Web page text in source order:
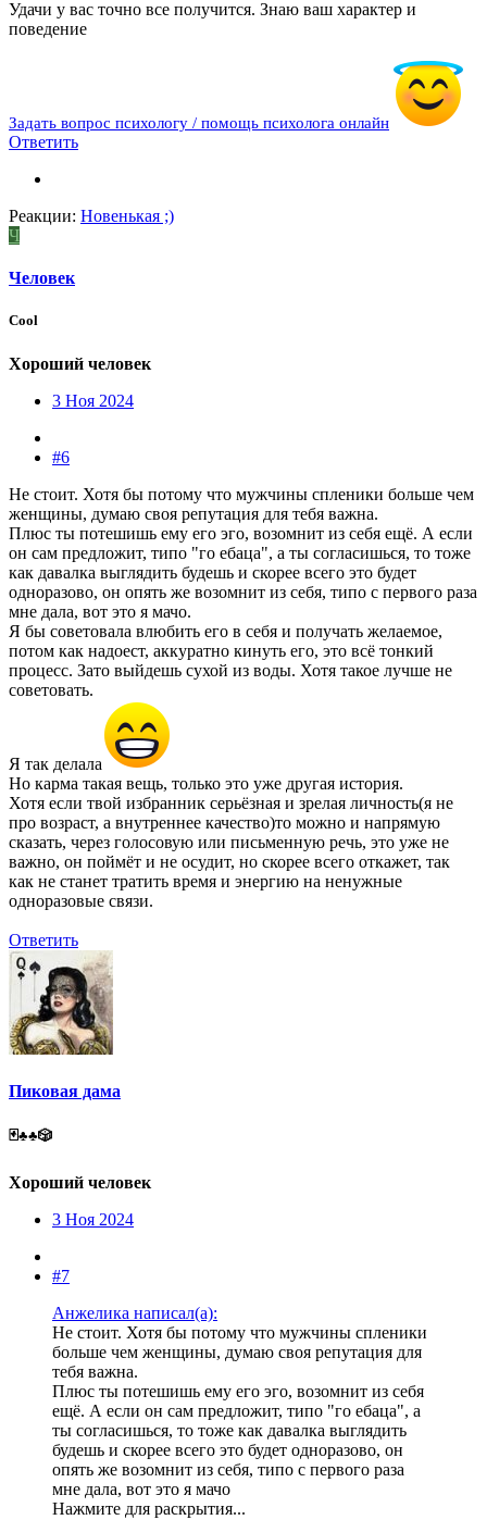
Удачи у вас точно все получится. Знаю ваш характер и
поведение
Задать вопрос психологу / помощь психолога онлайн
Ответить
Реакции: Новенькая ;)
Ч
Человек
Cool
Хороший человек
3 Ноя 2024
#6
Не стоит. Хотя бы потому что мужчины спленики больше чем
женщины, думаю своя репутация для тебя важна.
Плюс ты потешишь ему его эго, возомнит из себя ещё. А если
он сам предложит, типо "го ебаца", а ты согласишься, то тоже
как давалка выглядить будешь и скорее всего это будет
одноразово, он опять же возомнит из себя, типо с первого раза
мне дала, вот это я мачо.
Я бы советовала влюбить его в себя и получать желаемое,
потом как надоест, аккуратно кинуть его, это всё тонкий
процесс. Зато выйдешь сухой из воды. Хотя такое лучше не
советовать.
Я так делала
Но карма такая вещь, только это уже другая история.
Хотя если твой избранник серьёзная и зрелая личность(я не
про возраст, а внутреннее качество)то можно и напрямую
сказать, через голосовую или письменную речь, это уже не
важно, он поймёт и не осудит, но скорее всего откажет, так
как не станет тратить время и энергию на ненужные
одноразовые связи.
Ответить
Пиковая дама
🃏♣️♣️🎲
Хороший человек
3 Ноя 2024
#7
Анжелика написал(а):
Не стоит. Хотя бы потому что мужчины спленики
больше чем женщины, думаю своя репутация для
тебя важна.
Плюс ты потешишь ему его эго, возомнит из себя
ещё. А если он сам предложит, типо "го ебаца", а
ты согласишься, то тоже как давалка выглядить
будешь и скорее всего это будет одноразово, он
опять же возомнит из себя, типо с первого раза
мне дала, вот это я мачо
Нажмите для раскрытия...